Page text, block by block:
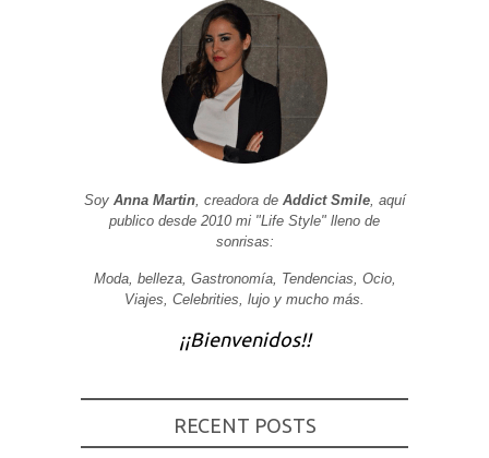
Soy Anna Martin, creadora de Addict Smile, aquí
publico desde 2010 mi "Life Style" lleno de
sonrisas:
Moda, belleza, Gastronomía, Tendencias, Ocio,
Viajes, Celebrities, lujo y mucho más.
¡¡Bienvenidos!!
RECENT POSTS
nuestra web
algunas
de la web.